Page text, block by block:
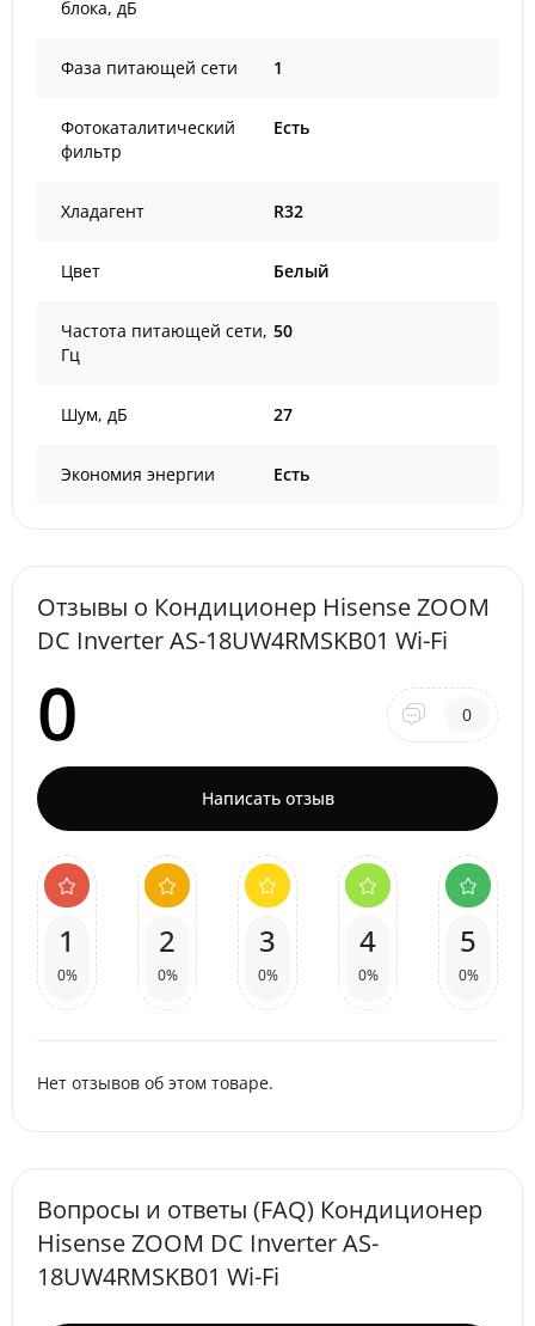
блока, дБ
Фаза питающей сети 1
Фотокаталитический
фильтр
Есть
Хладагент R32
Цвет Белый
Частота питающей сети,
Гц
50
Шум, дБ 27
Экономия энергии Есть
Отзывы о Кондиционер Hisense ZOOM
DC Inverter AS-18UW4RMSKB01 Wi-Fi
0 0
Написать отзыв
1
0%
2
0%
3
0%
4
0%
5
0%
Нет отзывов об этом товаре.
Вопросы и ответы (FAQ) Кондиционер
Hisense ZOOM DC Inverter AS-
18UW4RMSKB01 Wi-Fi